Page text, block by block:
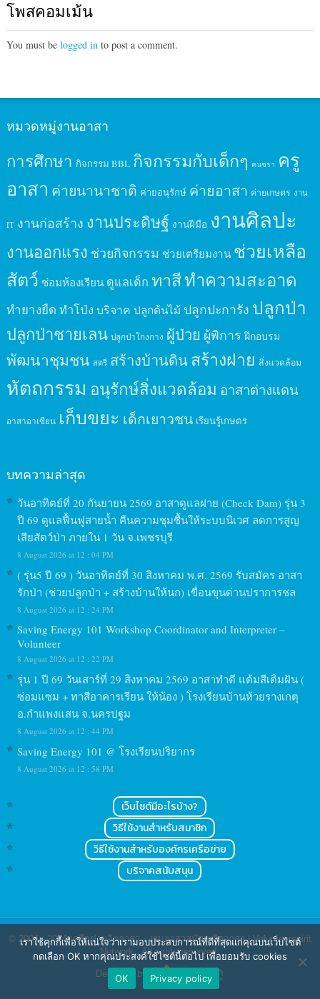
โพสคอมเม้น
You must be logged into post a comment.
หมวดหมู่งานอาสา
การศึกษา กิจกรรม BBL กิจกรรมกับเด็กๆ คนชรา ครู
อาสา ค่ายนานาชาติ ค่ายอนุรักษ์ ค่ายอาสา ค่ายเกษตร งาน
IT งานก่อสร้าง งานประดิษฐ์ งานฝีมือ งานศิลปะ
งานออกแรง ช่วยกิจกรรม ช่วยเตรียมงาน ช่วยเหลือ
สัตว์ ซ่อมห้องเรียน ดูแลเด็ก ทาสีทำความสะอาด
ทำยางยืด ทำโป่ง บริจาค ปลูกต้นไม้ ปลูกปะการัง ปลูกป่า
ปลูกป่าชายเลน ปลูกป่าโกงกาง ผู้ป่วย ผู้พิการ ฝึกอบรม
พัฒนาชุมชน สตรี สร้างบ้านดินสร้างฝาย สิ่งแวดล้อม
หัตถกรรม อนุรักษ์สิ่งแวดล้อม อาสาต่างแดน
อาสาอาเซียน เก็บขยะ เด็กเยาวชน เรียนรู้เกษตร
บทความล่าสุด
วันอาทิตย์ที่ 20 กันยายน 2569 อาสาดูแลฝาย (Check Dam) รุ่น 3
ปี 69 ดูแลฟื้นฟูสายน้ำ คืนความชุมชื้นให้ระบบนิเวศ ลดการสูญ
เสียสัตว์ป่า ภายใน 1 วัน จ.เพชรบุรี
8 August 2026 at 12 : 04 PM
( รุ่น5 ปี 69 ) วันอาทิตย์ที่ 30 สิงหาคม พ.ศ. 2569 รับสมัคร อาสา
รักป่า (ช่วยปลูกป่า + สร้างบ้านให้นก) เขื่อนขุนด่านปราการชล
8 August 2026 at 12 : 24 PM
Saving Energy 101 Workshop Coordinator and Interpreter –
Volunteer
8 August 2026 at 12 : 22 PM
รุ่น 1 ปี 69 วันเสาร์ที่ 29 สิงหาคม 2569 อาสาทำดี แต้มสีเติมฝัน (
ซ่อมแซม + ทาสีอาคารเรียน ให้น้อง ) โรงเรียนบ้านห้วยรางเกตุ
อ.กำแพงแสน จ.นครปฐม
8 August 2026 at 12 : 44 PM
Saving Energy 101 @ โรงเรียนปริยากร
8 August 2026 at 12 : 58 PM
เว็บไซต์มีอะไรบ้าง?
วิธีใช้งานสำหรับสมาชิก
วิธีใช้งานสำหรับองค์กรเครือข่าย
บริจาคสนับสนุน
© 2004 - 2024เครือข่ายจิตอาสา : งานอาสาสมัคร จิตอาสา | Volunteerspirit
Network. All rights reserved.
Designed by
เราใช้คุกกี้เพื่อให้แน่ใจว่าเรามอบประสบการณ์ที่ดีที่สุดแก่คุณบนเว็บไซต์
กดเลือก OK หากคุณประสงค์ใช้ไซต์นี้ต่อไป เพื่อยอมรับ cookies
OK
Privacy policy